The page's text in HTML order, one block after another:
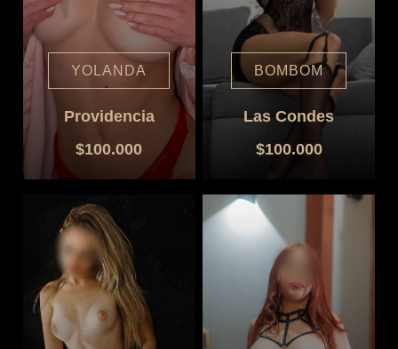
YOLANDA
Providencia
$100.000
BOMBOM
Las Condes
$100.000